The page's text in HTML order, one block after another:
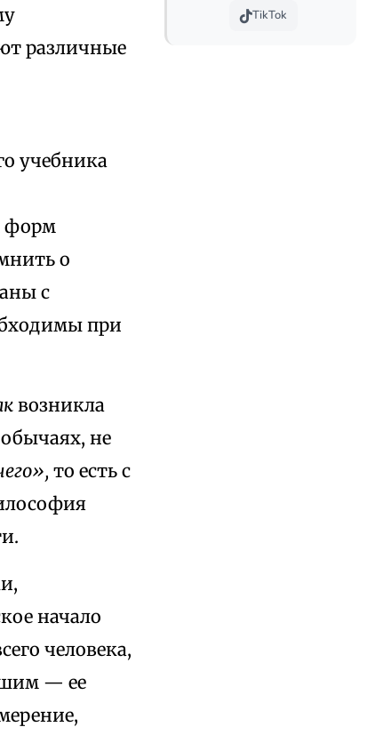
различные
учебника
форм
о
с
при
возникла
не
то есть с
начало
человека,
— ее
TikTok